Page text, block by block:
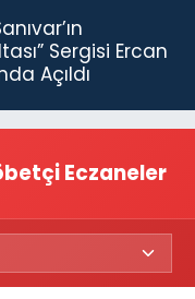
Sergisi Ercan
Açıldı
Eczaneler